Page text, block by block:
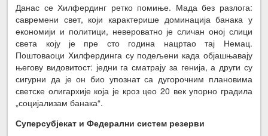
Данас се Хилфердинг ретко помиње. Мада без разлога:
савремени свет, који карактерише доминација банака у
економији и политици, невероватно је сличан оној слици
света коју је пре сто година нацртао тај Немац.
Поштоваоци Хилфердинга су подељени када објашњавају
његову видовитост: једни га сматрају за генија, а други су
сигурни да је он био упознат са дугорочним плановима
светске олигархије која је кроз цео 20 век упорно градила
„социјализам банака“.
Суперсубјекат и Федерални систем резерви